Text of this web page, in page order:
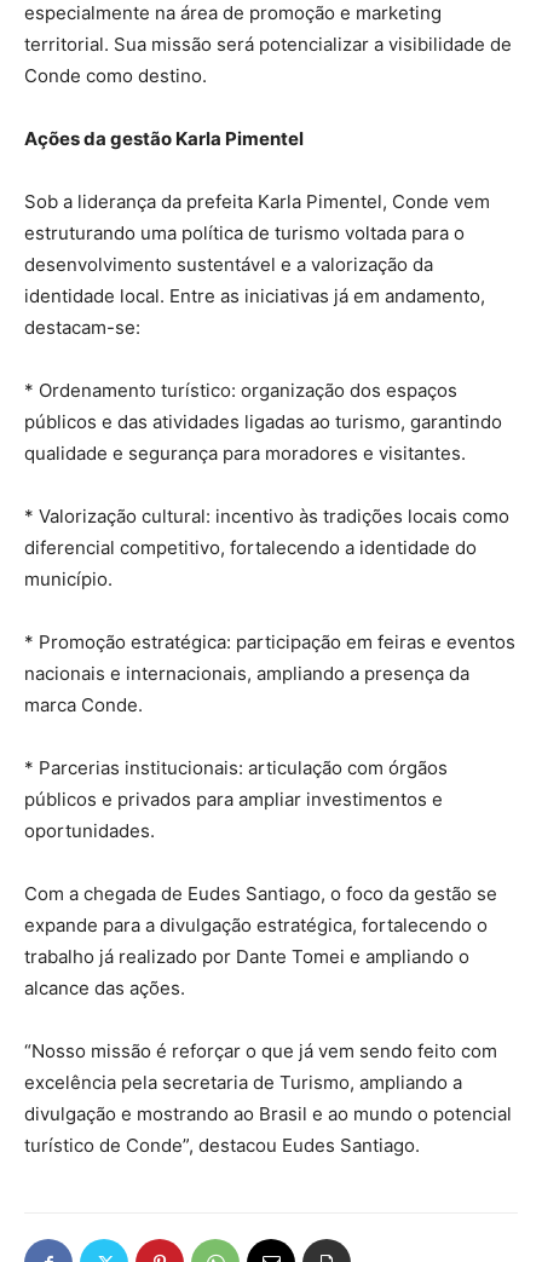
especialmente na área de promoção e marketing
territorial. Sua missão será potencializar a visibilidade de
Conde como destino.
Ações da gestão Karla Pimentel
Sob a liderança da prefeita Karla Pimentel, Conde vem
estruturando uma política de turismo voltada para o
desenvolvimento sustentável e a valorização da
identidade local. Entre as iniciativas já em andamento,
destacam-se:
* Ordenamento turístico: organização dos espaços
públicos e das atividades ligadas ao turismo, garantindo
qualidade e segurança para moradores e visitantes.
* Valorização cultural: incentivo às tradições locais como
diferencial competitivo, fortalecendo a identidade do
município.
* Promoção estratégica: participação em feiras e eventos
nacionais e internacionais, ampliando a presença da
marca Conde.
* Parcerias institucionais: articulação com órgãos
públicos e privados para ampliar investimentos e
oportunidades.
Com a chegada de Eudes Santiago, o foco da gestão se
expande para a divulgação estratégica, fortalecendo o
trabalho já realizado por Dante Tomei e ampliando o
alcance das ações.
“Nosso missão é reforçar o que já vem sendo feito com
excelência pela secretaria de Turismo, ampliando a
divulgação e mostrando ao Brasil e ao mundo o potencial
turístico de Conde”, destacou Eudes Santiago.